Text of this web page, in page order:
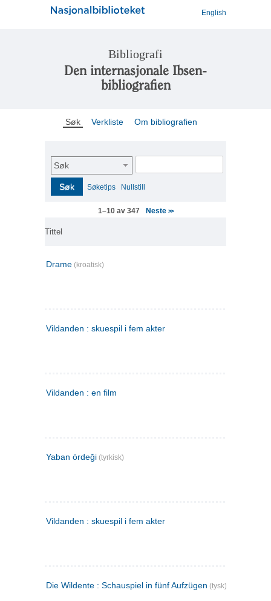
English
Bibliografi
Den internasjonale Ibsen-
bibliografien
Søk Verkliste Om bibliografien
Søk
Søk Søketips Nullstill
1–10 av 347 Neste >>
Tittel
Drame (kroatisk)
Vildanden : skuespil i fem akter
Vildanden : en film
Yaban ördeği (tyrkisk)
Vildanden : skuespil i fem akter
Die Wildente : Schauspiel in fünf Aufzügen (tysk)